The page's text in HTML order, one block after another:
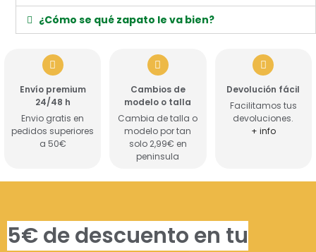
¿Cómo se qué zapato le va bien?
Envío premium
24/48 h
Envio gratis en
pedidos superiores
a 50€
Cambios de
modelo o talla
Cambia de talla o
modelo por tan
solo 2,99€ en
peninsula
Devolución fácil
Facilitamos tus
devoluciones.
+ info
5€ de descuento en tu